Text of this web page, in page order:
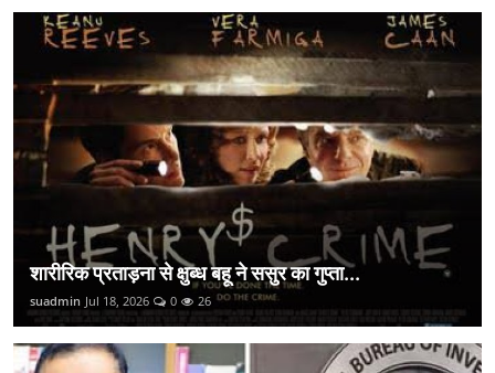
शारीरिक प्रताड़ना से क्षुब्ध बहू ने ससुर का गुप्ता...
suadmin Jul 18, 2026 0 26